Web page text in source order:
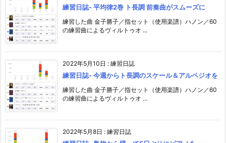
練習日誌- 平均律2巻 ト長調 前奏曲がスムーズに
練習した曲 金子勝子／指セット（使用楽譜）ハノン／60
の練習曲によるヴィルトゥオ ...
2022年5月10日 : 練習日誌
練習日誌- 今週からト長調のスケール＆アルペジオを
練習した曲 金子勝子／指セット（使用楽譜）ハノン／60
の練習曲によるヴィルトゥオ ...
2022年5月8日 : 練習日誌